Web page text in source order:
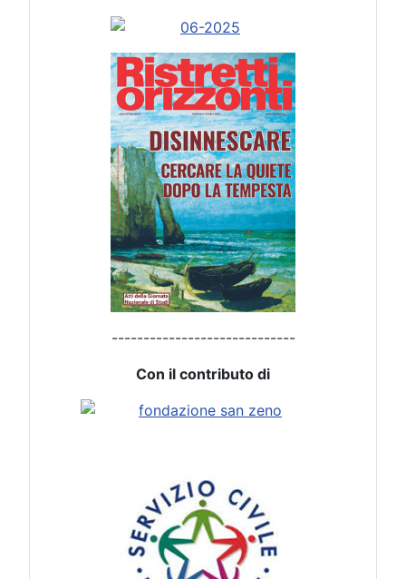
-----------------------------
Con il contributo di